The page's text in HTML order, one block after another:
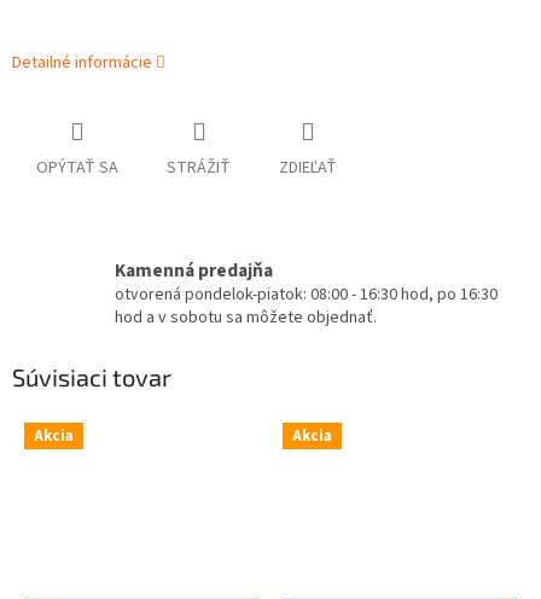
Detailné informácie
OPÝTAŤ SA STRÁŽIŤ ZDIEĽAŤ
Kamenná predajňa
otvorená pondelok-piatok: 08:00 - 16:30 hod, po 16:30
hod a v sobotu sa môžete objednať.
Súvisiaci tovar
Akcia Akcia